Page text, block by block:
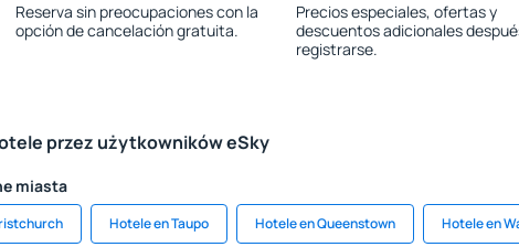
Reserva sin preocupaciones con la
opción de cancelación gratuita.
Precios especiales, ofertas y
descuentos adicionales
registrarse.
przez użytkowników eSky
miasta
Hotele en Taupo Hotele en Queenstown Hotele en